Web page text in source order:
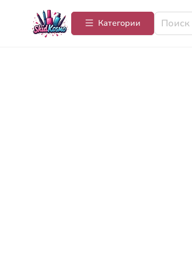
Категории